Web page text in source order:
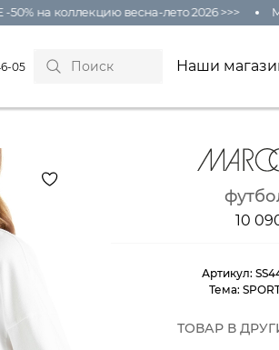
на коллекцию весна-лето 2026 >>>
05 Наши
10
Артикул:
Тема:
ТОВАР В